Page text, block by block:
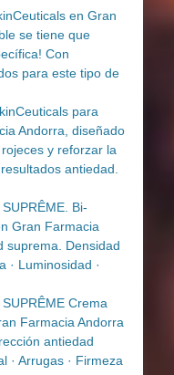
en Gran
se tiene que
Con
para este tipo de
para
Andorra, diseñado
y reforzar la
antiedad.
Bi-
Gran Farmacia
suprema. Densidad
· Luminosidad ·
Crema
Farmacia Andorra
antiedad
· Arrugas · Firmeza